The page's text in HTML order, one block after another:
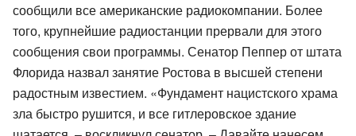
сообщили все американские радиокомпании. Более
того, крупнейшие радиостанции прервали для этого
сообщения свои программы. Сенатор Пеппер от штата
Флорида назвал занятие Ростова в высшей степени
радостным известием. «Фундамент нацистского храма
зла быстро рушится, и все гитлеровское здание